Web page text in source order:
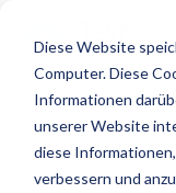
Diese Website
Computer. Diese
Informationen
unserer Website
diese
verbessern und
main
content.Leistungen
Alle anzeigen
ISTQB